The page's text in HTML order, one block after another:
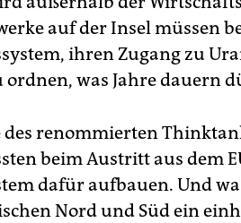
auf der Insel müssen
ihren Zugang zu
ordnen, was Jahre dauern
des renommierten
beim Austritt aus dem
dafür aufbauen. Und
Nord und Süd ein